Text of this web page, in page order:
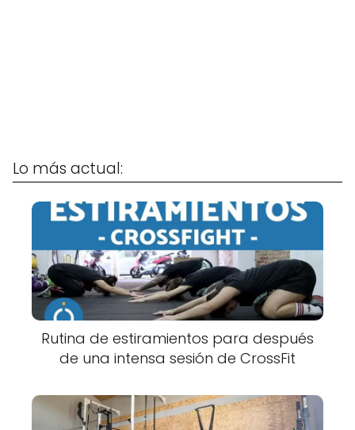
Lo más actual:
Rutina de estiramientos para después
de una intensa sesión de CrossFit